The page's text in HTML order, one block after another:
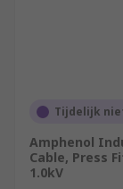
Tijdelijk
Amphenol
Cable, Press
1.0kV